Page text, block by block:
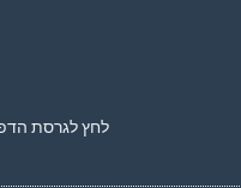
לחץ לגרסת